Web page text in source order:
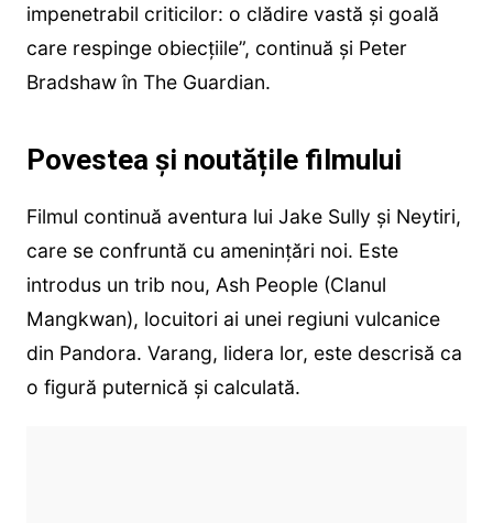
impenetrabil criticilor: o clădire vastă și goală
care respinge obiecțiile”, continuă și Peter
Bradshaw în The Guardian.
Povestea și noutățile filmului
Filmul continuă aventura lui Jake Sully și Neytiri,
care se confruntă cu amenințări noi. Este
introdus un trib nou, Ash People (Clanul
Mangkwan), locuitori ai unei regiuni vulcanice
din Pandora. Varang, lidera lor, este descrisă ca
o figură puternică și calculată.